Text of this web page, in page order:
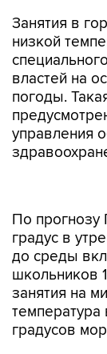
Занятия в
низкой
властей на
погоды.
управления
По прогнозу
градус в
до среды
школьников
занятия на
температура
градусов